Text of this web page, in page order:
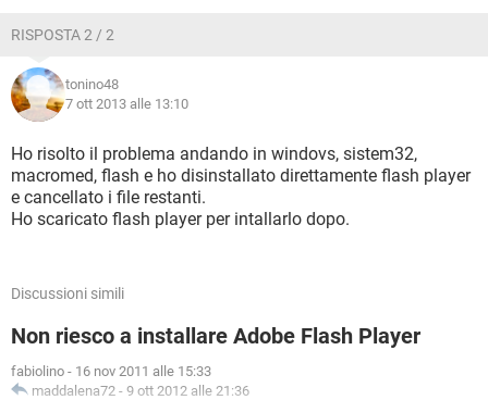
RISPOSTA 2 / 2
tonino48
7 ott 2013 alle 13:10
Ho risolto il problema andando in windovs, sistem32,
macromed, flash e ho disinstallato direttamente flash player
e cancellato i file restanti.
Ho scaricato flash player per intallarlo dopo.
Discussioni simili
Non riesco a installare Adobe Flash Player
fabiolino - 16 nov 2011 alle 15:33
maddalena72 - 9 ott 2012 alle 21:36